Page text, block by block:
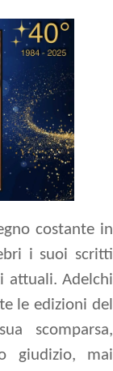
costante in
i suoi scritti
attuali. Adelchi
le edizioni del
scomparsa,
giudizio, mai